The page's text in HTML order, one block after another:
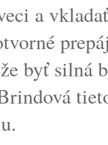
a
byť silná